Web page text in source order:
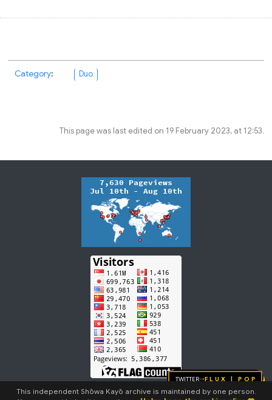
Category: Duo
This page was last edited on 19 February 2023, at 12:53.
Twitter→FLUX | pop
This independent Shōwa Kayō archive is maintained by one person.